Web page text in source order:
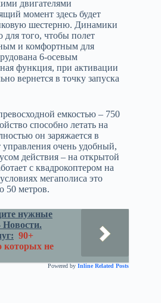
двигателями
момент здесь будет
шестерню. Динамики
для того, чтобы полет
и комфортным для
6-осевым
функция, при активации
вернется в точку запуска
емкостью – 750
способно летать на
он заряжается в
управления очень удобный,
действия – на открытой
с квадрокоптером на
мегаполиса это
50 метров.
нужные
Новости.
90+
которых не
Powered by Inline Related Posts